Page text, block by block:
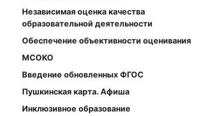
Независимая оценка качества
образовательной деятельности
Обеспечение объективности оценивания
МСОКО
Введение обновленных ФГОС
Пушкинская карта. Афиша
Инклюзивное образование